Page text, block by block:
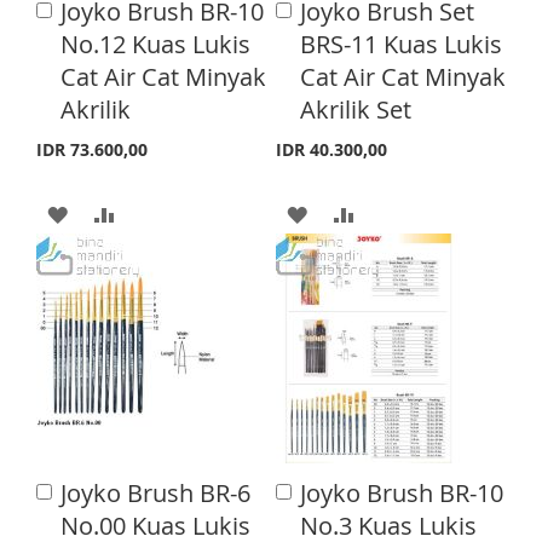
L
I
A
R
S
H
L
I
T
M
P
A
R
Joyko Brush BR-10
No.12 Kuas Lukis
Cat Air Cat Minyak
Akrilik
IDR 73.600,00
A
d
d
t
o
C
a
A
D
D
T
O
W
S
D
D
T
O
C
M
Joyko Brush Set
BRS-11 Kuas Lukis
Cat Air Cat Minyak
Akrilik Set
IDR 40.300,00
A
d
d
t
o
C
a
A
D
D
T
O
W
I
S
D
D
T
O
C
O
M
Joyko Brush BR-6
No.00 Kuas Lukis
A
d
d
Joyko Brush BR-10
No.3 Kuas Lukis
A
d
d